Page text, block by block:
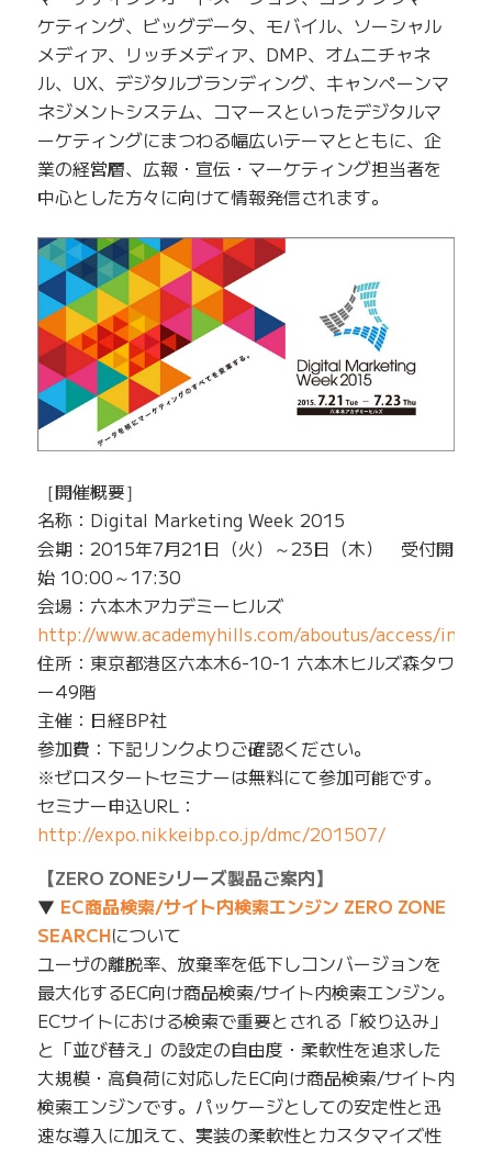
ケティング、ビッグデータ、モバイル、ソーシャル
メディア、リッチメディア、DMP、オムニチャネ
ル、UX、デジタルブランディング、キャンペーンマ
ネジメントシステム、コマースといったデジタルマ
ーケティングにまつわる幅広いテーマとともに、企
業の経営層、広報・宣伝・マーケティング担当者を
中心とした方々に向けて情報発信されます。
［開催概要］
名称：Digital Marketing Week 2015
会期：2015年7月21日（火）～23日（木） 受付開
始 10:00～17:30
会場：六本木アカデミーヒルズ
http://www.academyhills.com/aboutus/access/
住所：東京都港区六本木6-10-1 六本木ヒルズ森タワ
ー49階
主催：日経BP社
参加費：下記リンクよりご確認ください。
※ゼロスタートセミナーは無料にて参加可能です。
セミナー申込URL：
http://expo.nikkeibp.co.jp/dmc/201507/
【ZERO ZONEシリーズ製品ご案内】
▼ EC商品検索/サイト内検索エンジン ZERO ZONE
SEARCHについて
ユーザの離脱率、放棄率を低下しコンバージョンを
最大化するEC向け商品検索/サイト内検索エンジン。
ECサイトにおける検索で重要とされる「絞り込み」
と「並び替え」の設定の自由度・柔軟性を追求した
大規模・高負荷に対応したEC向け商品検索/サイト内
検索エンジンです。パッケージとしての安定性と迅
速な導入に加えて、実装の柔軟性とカスタマイズ性